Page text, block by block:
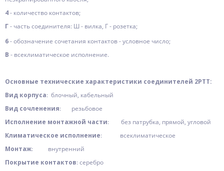
4- количество контактов;
Г- часть соединителя: Ш - вилка, Г - розетка;
6- обозначение сочетания контактов - условное число;
В - всеклиматическое исполнение.
Основные технические характеристики соединителей 2РТТ:
Вид корпуса: блочный, кабельный
Вид сочленения: резьбовое
Исполнение монтажной части: без патрубка, прямой, угловой
Климатическое исполнение: всеклиматическое
Монтаж: внутренний
Покрытие контактов: серебро